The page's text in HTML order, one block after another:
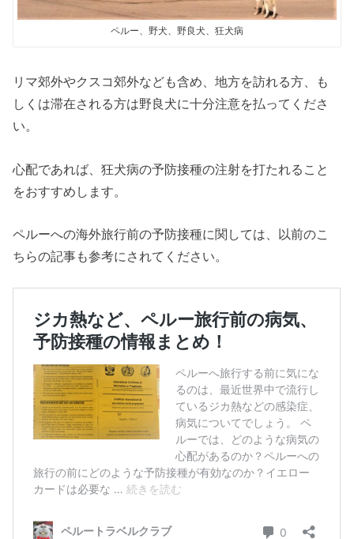
ペルー、野犬、野良犬、狂犬病
リマ郊外やクスコ郊外なども含め、地方を訪れる方、も
しくは滞在される方は野良犬に十分注意を払ってくださ
い。
心配であれば、狂犬病の予防接種の注射を打たれること
をおすすめします。
ペルーへの海外旅行前の予防接種に関しては、以前のこ
ちらの記事も参考にされてください。